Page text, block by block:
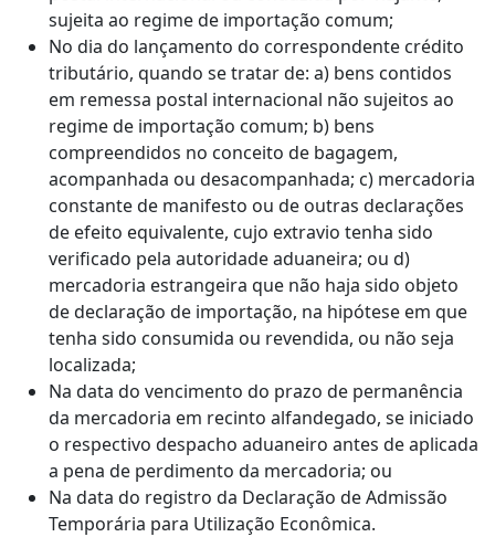
sujeita ao regime de importação comum;
No dia do lançamento do correspondente crédito
tributário, quando se tratar de: a) bens contidos
em remessa postal internacional não sujeitos ao
regime de importação comum; b) bens
compreendidos no conceito de bagagem,
acompanhada ou desacompanhada; c) mercadoria
constante de manifesto ou de outras declarações
de efeito equivalente, cujo extravio tenha sido
verificado pela autoridade aduaneira; ou d)
mercadoria estrangeira que não haja sido objeto
de declaração de importação, na hipótese em que
tenha sido consumida ou revendida, ou não seja
localizada;
Na data do vencimento do prazo de permanência
da mercadoria em recinto alfandegado, se iniciado
o respectivo despacho aduaneiro antes de aplicada
a pena de perdimento da mercadoria; ou
Na data do registro da Declaração de Admissão
Temporária para Utilização Econômica.